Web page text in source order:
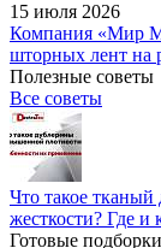
15 июля 2026
Компания «Мир
шторных лент на
Полезные советы
Все советы
Что такое
жесткости? Где и
Готовые подборки